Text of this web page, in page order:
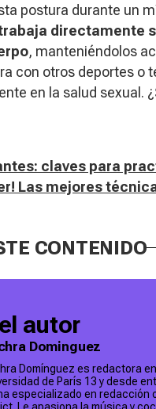
postura durante un
directamente
, manteniéndolos
con otros deportes o
en la salud sexual.
claves para
Las mejores
CONTENIDO
autor
Dominguez
Domínguez es redactora
de París 13 y desde
especializado en redacción
Le apasiona la música y